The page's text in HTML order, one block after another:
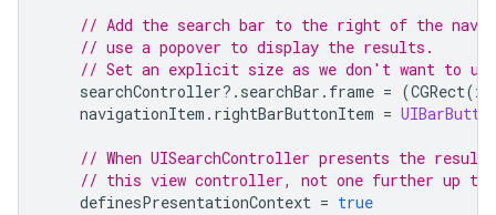
// Add the search bar to the right of the nav
// use a popover to display the results.
// Set an explicit size as we don't want to
searchController?. searchBar . frame = (CGRect(x
navigationItem . rightBarButtonItem =
// When UISearchController presents the
// this view controller, not one further up
definesPresentationContext = true